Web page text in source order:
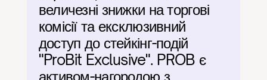
величезні знижки на торгові
комісії та ексклюзивний
доступ до стейкінг-подій
"ProBit Exclusive". PROB є
активом-нагородою з